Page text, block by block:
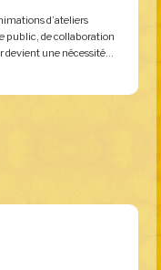
d’ateliers
public, de collaboration
devient une nécessité…